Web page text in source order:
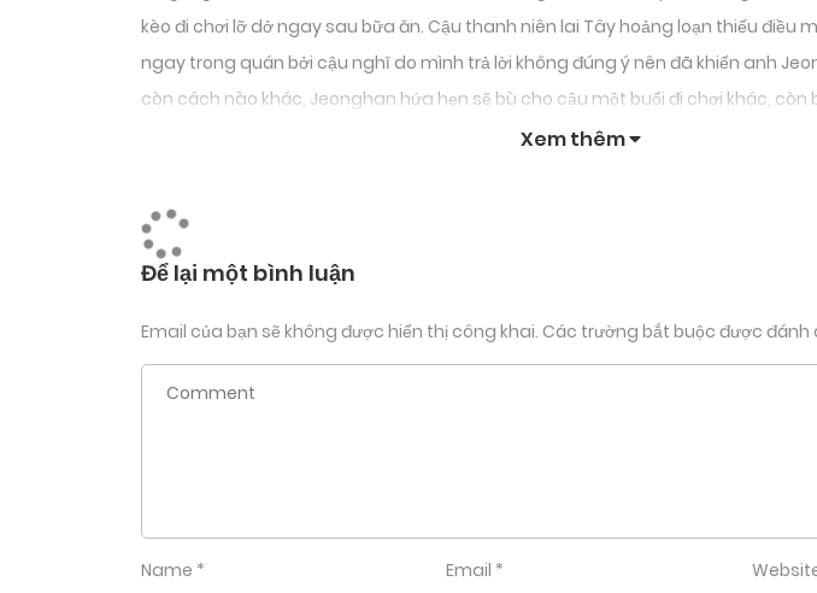
kèo đi chơi lỡ dở ngay sau bữa ăn. Cậu thanh niên lai Tây hoảng loạn thiếu điều
ngay trong quán bởi cậu nghĩ do mình trả lời không đúng ý nên đã khiến anh
còn cách nào khác, Jeonghan hứa hẹn sẽ bù cho cậu một buổi đi chơi khác,
anh nhưng lại chẳng có tư cách gì bắt Jeonghan khai báo sự thật. Và anh
quan tâm đến cảm xúc của cậu nhiều đến thế, Hansol bất lực nhìn anh vò vò mái
dàng tìm kiếm thông tin của Seungcheol chỉ bằng một cú nhấp chuột. Thế rồi
Xem thêm
Để lại một bình luận
Email của bạn sẽ không được hiển thị công khai. Các trường bắt buộc được đánh
Name * Email *